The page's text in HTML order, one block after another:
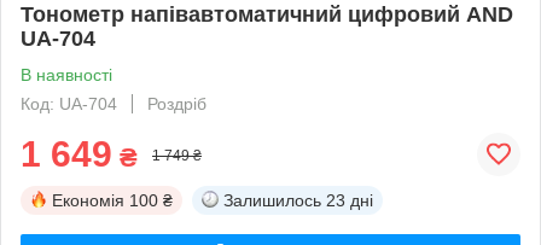
Тонометр напівавтоматичний цифровий AND
UA-704
В наявності
Код: UA-704
Роздріб
1 649 ₴ 1 749 ₴
Економія 100 ₴ Залишилось 23 дні